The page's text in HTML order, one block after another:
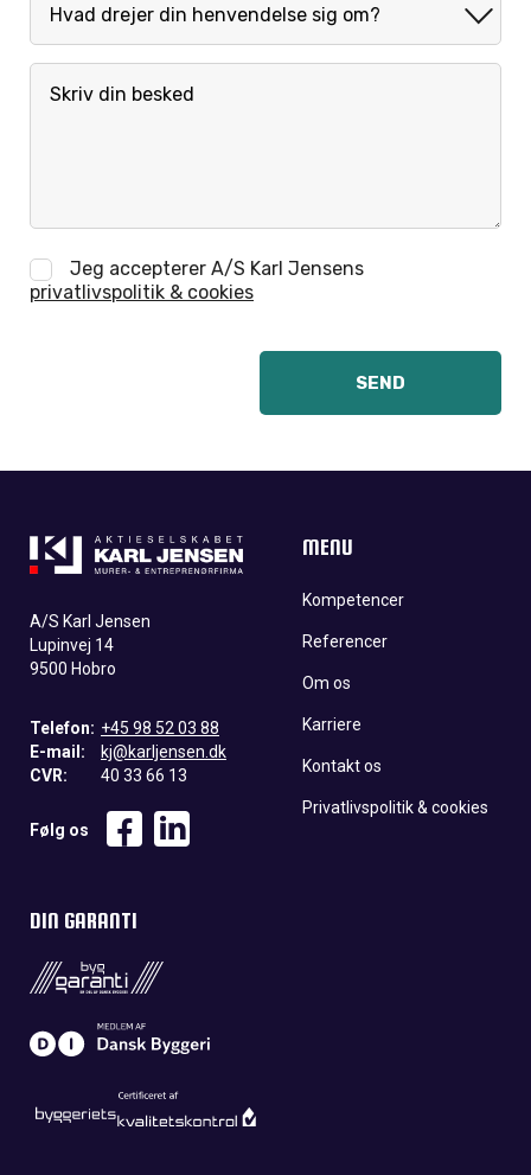
Jeg accepterer A/S Karl Jensens
privatlivspolitik & cookies
A/S Karl Jensen
Lupinvej 14
9500 Hobro
Telefon: +45 98 52 03 88
E-mail:
kj@karljensen.dk
CVR:
40 33 66 13
Følg os
MENU
Kompetencer
Referencer
Om os
Karriere
Kontakt os
Privatlivspolitik & cookies
DIN GARANTI